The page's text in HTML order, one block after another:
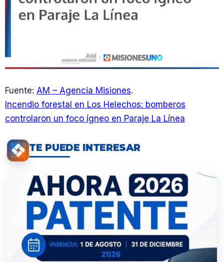
Fuente: AM – Agencia Misiones.
Incendio forestal en Los Helechos: bomberos
controlaron un foco ígneo en Paraje La Línea
TE PUEDE INTERESAR